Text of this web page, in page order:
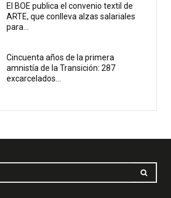
El BOE publica el convenio textil de
ARTE, que conlleva alzas salariales
para...
Cincuenta años de la primera
amnistía de la Transición: 287
excarcelados...